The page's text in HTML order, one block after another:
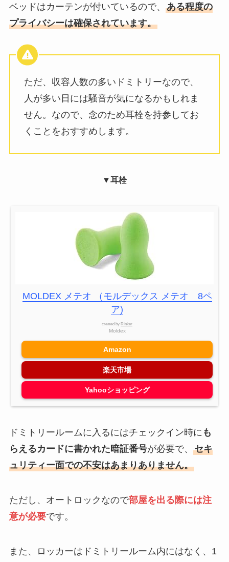
ベッドはカーテンが付いているので、 ある程度の
プライバシーは確保されています。
ただ、収容人数の多いドミトリーなので、
人が多い日には騒音が気になるかもしれま
せん。なので、念のため耳栓を持参してお
くことをおすすめします。
▼耳栓
MOLDEX メテオ （モルデックス メテオ 8ペ
ア)
created by Rinker
Moldex
Amazon
楽天市場
Yahooショッピング
ドミトリールームに入るにはチェックイン時に も
らえるカードに書かれた暗証番号が必要で、 セキ
ュリティー面での不安はあまりありません。
ただし、オートロックなので部屋を出る際には注
意が必要です。
また、ロッカーはドミトリールーム内にはなく、1